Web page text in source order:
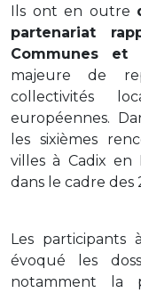
Ils ont en outre
partenariat
Communes et
majeure de
collectivités
européennes.
les sixièmes
villes à Cadix en
dans le cadre des
Les participants
évoqué les
notamment la